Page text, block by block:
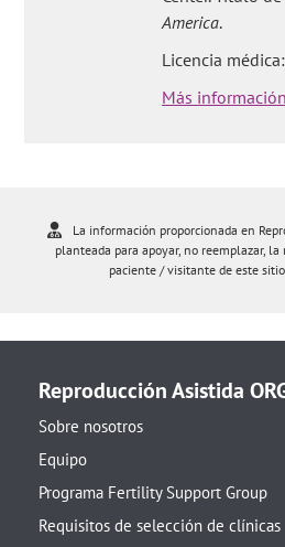
America.
Licencia
Más información
La información proporcionada en
planteada para apoyar, no reemplazar,
paciente / visitante de este
Reproducción Asistida
Sobre nosotros
Equipo
Programa Fertility Support Group
Requisitos de selección de clínicas